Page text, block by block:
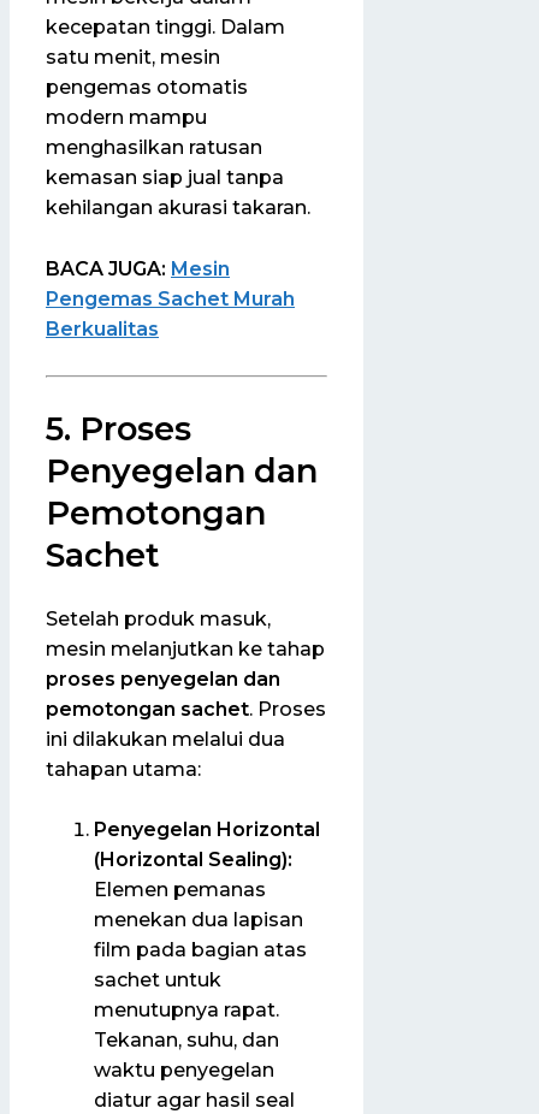
kecepatan tinggi. Dalam
satu menit, mesin
pengemas otomatis
modern mampu
menghasilkan ratusan
kemasan siap jual tanpa
kehilangan akurasi takaran.
BACA JUGA: Mesin
Pengemas Sachet Murah
Berkualitas
5. Proses
Penyegelan dan
Pemotongan
Sachet
Setelah produk masuk,
mesin melanjutkan ke tahap
proses penyegelan dan
pemotongan sachet. Proses
ini dilakukan melalui dua
tahapan utama:
Penyegelan Horizontal
(Horizontal Sealing):
Elemen pemanas
menekan dua lapisan
film pada bagian atas
sachet untuk
menutupnya rapat.
Tekanan, suhu, dan
waktu penyegelan
diatur agar hasil seal